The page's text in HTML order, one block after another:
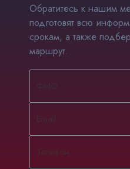
Обратитесь к нашим
подготовят всю
срокам, а также
маршрут.